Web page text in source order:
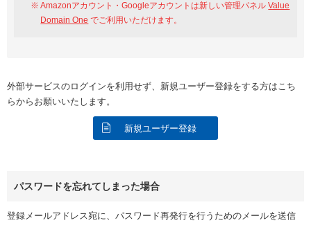
Amazonアカウント・Googleアカウントは新しい管理パネルValue
Domain One でご利用いただけます。
外部サービスのログインを利用せず、新規ユーザー登録をする方はこち
らからお願いいたします。
新規ユーザー登録
パスワードを忘れてしまった場合
登録メールアドレス宛に、パスワード再発行を行うためのメールを送信